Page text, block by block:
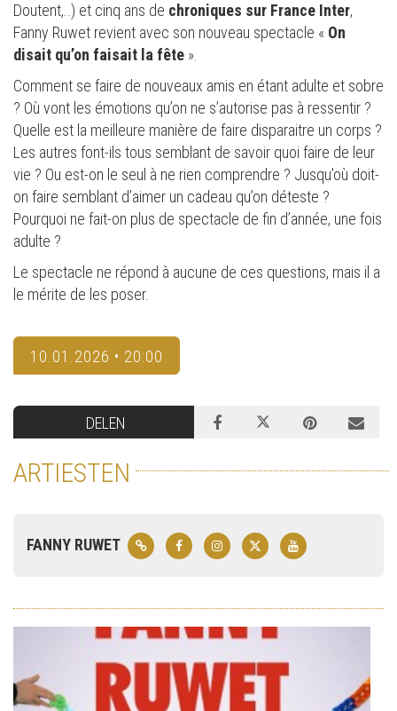
Doutent,..) et cinq ans de chroniques sur France Inter,
Fanny Ruwet revient avec son nouveau spectacle « On
disait qu’on faisait la fête ».
Comment se faire de nouveaux amis en étant adulte et sobre
? Où vont les émotions qu’on ne s’autorise pas à ressentir ?
Quelle est la meilleure manière de faire disparaitre un corps ?
Les autres font-ils tous semblant de savoir quoi faire de leur
vie ? Ou est-on le seul à ne rien comprendre ? Jusqu’où doit-
on faire semblant d’aimer un cadeau qu’on déteste ?
Pourquoi ne fait-on plus de spectacle de fin d’année, une fois
adulte ?
Le spectacle ne répond à aucune de ces questions, mais il a
le mérite de les poser.
10.01.2026 • 20:00
DELEN
ARTIESTEN
FANNY RUWET